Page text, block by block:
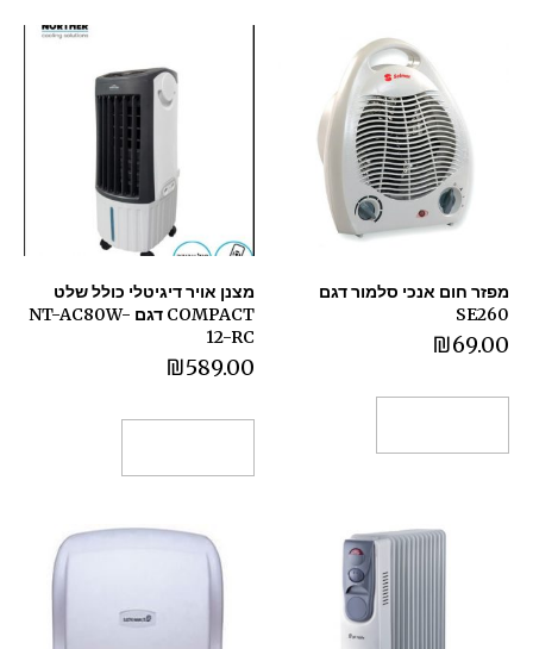
מפזר חום אנכי סלמור דגם
SE260
₪69.00
מצנן אויר דיגיטלי כולל שלט
COMPACT דגם NT-AC80W-
12-RC
₪589.00